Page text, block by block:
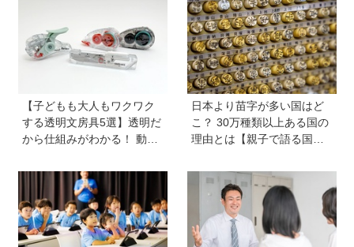
【子どもも大人もワクワク
する透明文房具5選】透明だ
から仕組みがわかる！ 動か
り
日本より苗字が多い国はど
こ？ 30万種類以上ある国の
理由とは【親子で語る国際